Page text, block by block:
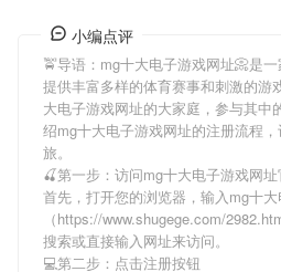
小编点评
🚖导语： mg十大电子游戏网址📀是
提供丰富多样的体育赛事和刺激的游
大电子游戏网址的大家庭，参与其中
绍mg十大电子游戏网址的注册流程
旅。
🍒第一步：访问mg十大电子游戏网址
首先，打开您的浏览器，输入mg十
（https://www.shugege.com/
搜索或直接输入网址来访问。
💻第二步：点击注册按钮